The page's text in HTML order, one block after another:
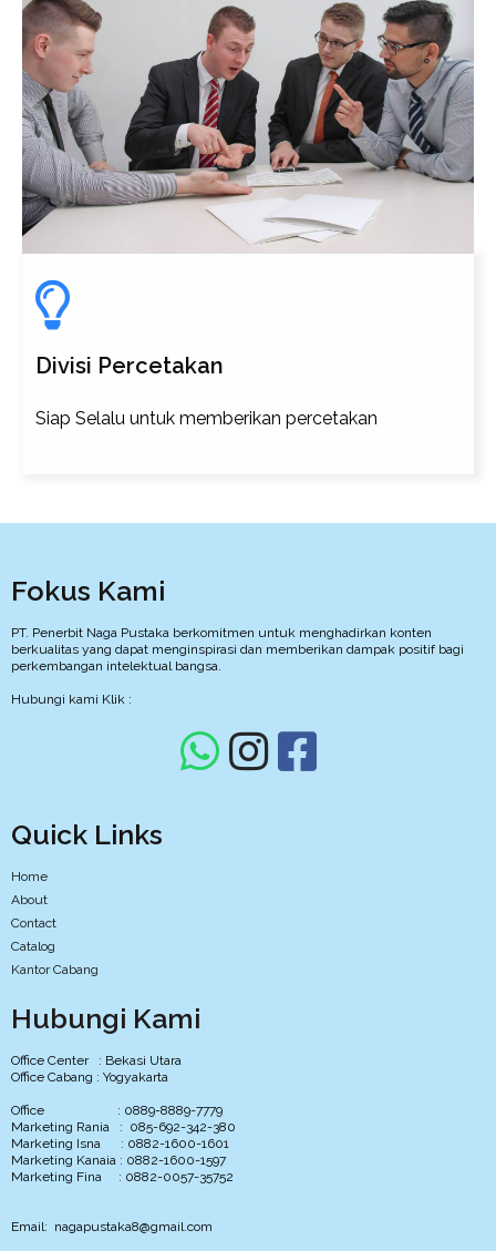
Divisi Percetakan
Siap Selalu untuk memberikan percetakan
Fokus Kami
PT. Penerbit Naga Pustaka berkomitmen untuk menghadirkan konten
berkualitas yang dapat menginspirasi dan memberikan dampak positif bagi
perkembangan intelektual bangsa.
Hubungi kami Klik :
Quick Links
Home
About
Contact
Catalog
Kantor Cabang
Hubungi Kami
Office Center : Bekasi Utara
Office Cabang : Yogyakarta
Office : 0889-8889-7779
Marketing Rania : 085-692-342-380
Marketing Isna : 0882-1600-1601
Marketing Kanaia : 0882-1600-1597
Marketing Fina : 0882-0057-35752
Email: nagapustaka8@gmail.com